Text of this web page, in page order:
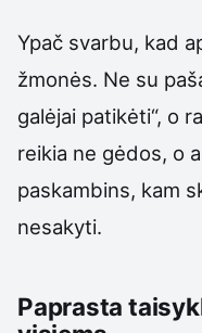
Ypač svarbu, kad
žmonės. Ne su
galėjai patikėti“, o
reikia ne gėdos, o
paskambins, kam
nesakyti.
Paprasta